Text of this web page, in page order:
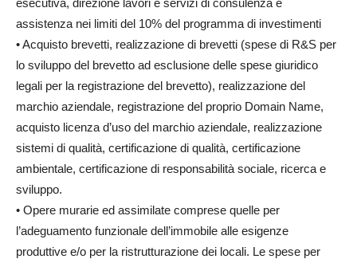
esecutiva, direzione lavori e servizi di consulenza e
assistenza nei limiti del 10% del programma di investimenti
• Acquisto brevetti, realizzazione di brevetti (spese di R&S per
lo sviluppo del brevetto ad esclusione delle spese giuridico
legali per la registrazione del brevetto), realizzazione del
marchio aziendale, registrazione del proprio Domain Name,
acquisto licenza d’uso del marchio aziendale, realizzazione
sistemi di qualità, certificazione di qualità, certificazione
ambientale, certificazione di responsabilità sociale, ricerca e
sviluppo.
• Opere murarie ed assimilate comprese quelle per
l’adeguamento funzionale dell’immobile alle esigenze
produttive e/o per la ristrutturazione dei locali. Le spese per